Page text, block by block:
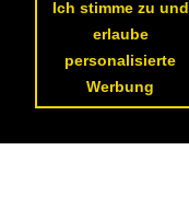
Ich stimme zu und
erlaube
personalisierte
Werbung